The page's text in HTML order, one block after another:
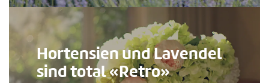
Hortensien und Lavendel
sind total «Retro»